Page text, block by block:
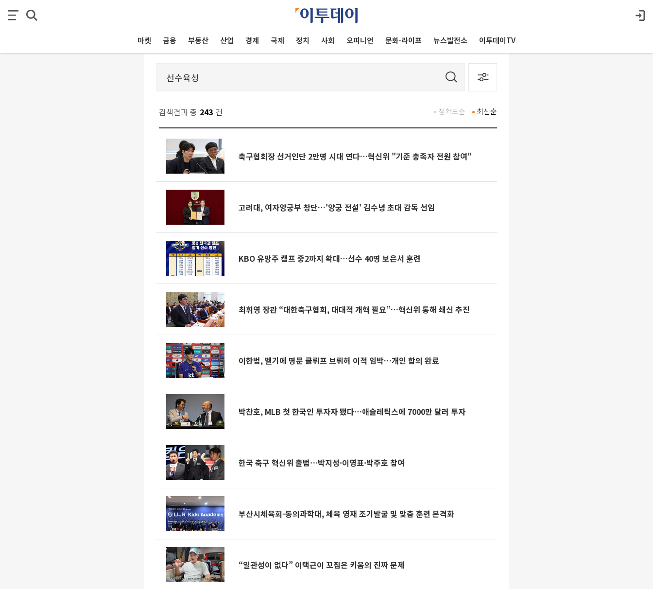
마켓 금융 부동산 산업 경제 국제 정치 사회 오피니언 문화·라이프 뉴스발전소 이투데이TV
검색결과 총 243 건 최신순
정확도순
축구협회장 선거인단 2만명 시대 연다…혁신위 "기준 충족자 전원 참여"
고려대, 여자양궁부 창단…'양궁 전설' 김수녕 초대 감독 선임
KBO 유망주 캠프 중2까지 확대…선수 40명 보은서 훈련
최휘영 장관 “대한축구협회, 대대적 개혁 필요”…혁신위 통해 쇄신 추진
이한범, 벨기에 명문 클뤼프 브뤼허 이적 임박…개인 합의 완료
박찬호, MLB 첫 한국인 투자자 됐다…애슬레틱스에 7000만 달러 투자
한국 축구 혁신위 출범⋯박지성·이영표·박주호 참여
부산시체육회-동의과학대, 체육 영재 조기발굴 및 맞춤 훈련 본격화
“일관성이 없다” 이택근이 꼬집은 키움의 진짜 문제